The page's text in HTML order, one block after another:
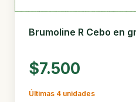
Brumoline R Cebo en
$7.500
Últimas 4 unidades